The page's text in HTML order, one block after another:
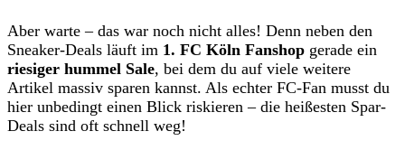
Aber warte – das war noch nicht alles! Denn neben den
Sneaker-Deals läuft im 1. FC Köln Fanshop gerade ein
riesiger hummel Sale, bei dem du auf viele weitere
Artikel massiv sparen kannst. Als echter FC-Fan musst du
hier unbedingt einen Blick riskieren – die heißesten Spar-
Deals sind oft schnell weg!